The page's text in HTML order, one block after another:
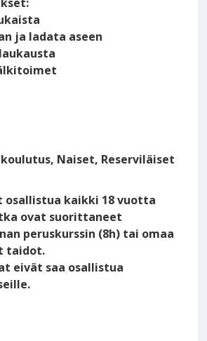
ja ladata aseen
Naiset, Reserviläiset
osallistua kaikki 18 vuotta
ovat suorittaneet
peruskurssin (8h) tai omaa
taidot.
eivät saa osallistua